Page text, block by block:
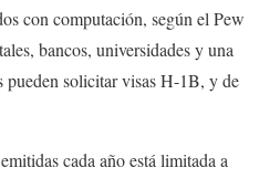
con computación, según el Pew
bancos, universidades y una
pueden solicitar visas H-1B, y de
cada año está limitada a